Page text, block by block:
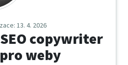
: 13. 4. 2026
copywriter
weby